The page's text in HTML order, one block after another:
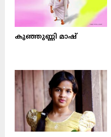
കുഞ്ഞുണ്ണി മാഷ്‌